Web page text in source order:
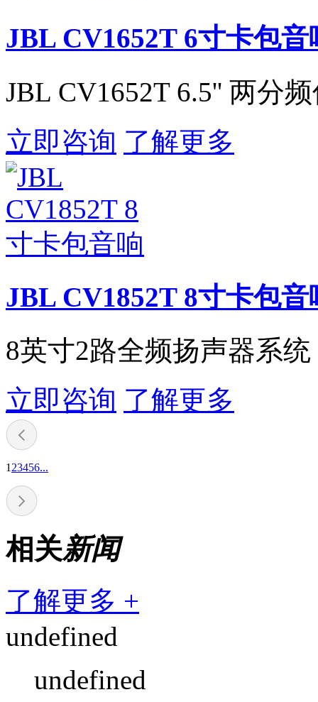
JBL CV1652T 6寸卡包音
JBL CV1652T 6.5'' 两分
立即咨询 了解更多
JBL CV1852T 8寸卡包音
8英寸2路全频扬声器系统
立即咨询 了解更多
1 23456...
相关新闻
了解更多 +
undefined
undefined